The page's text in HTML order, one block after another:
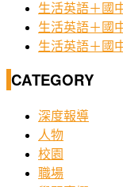
生活英語＋國
生活英語＋國
生活英語＋國
CATEGORY
深度報導
人物
校園
職場